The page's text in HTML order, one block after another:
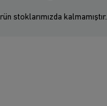
stoklarımızda kalmamıştır.